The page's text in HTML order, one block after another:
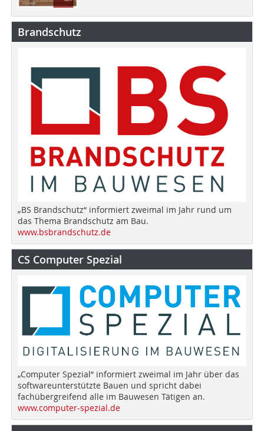
Brandschutz
„BS Brandschutz“ informiert zweimal im Jahr rund um
das Thema Brandschutz am Bau.
www.bsbrandschutz.de
CS Computer Spezial
„Computer Spezial“ informiert zweimal im Jahr über das
softwareunterstützte Bauen und spricht dabei
fachübergreifend alle im Bauwesen Tätigen an.
www.computer-spezial.de